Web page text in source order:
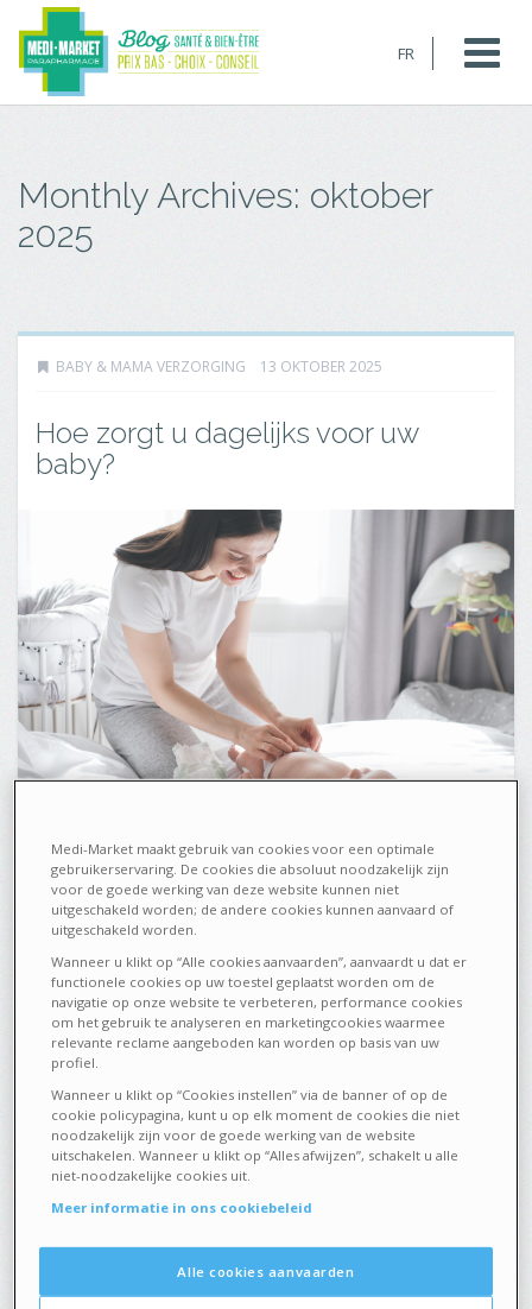
FR
Monthly Archives: oktober
2025
BABY & MAMA VERZORGING 13 OKTOBER 2025
Hoe zorgt u dagelijks voor uw
baby?
Van de geboorte tot 12 maanden leert u uw baby kennen. De
hygiëne van uw baby vereist een constante en herhaalde zorg,
van het badje tot het veelvuldig verschonen van de luiers.
3793 0
ACTUALITEIT 1 OKTOBER 2025
Roze oktober: de maand van
borstkanker
Medi-Market maakt gebruik van cookies voor een optimale
gebruikerservaring. De cookies die absoluut noodzakelijk zijn
voor de goede werking van deze website kunnen niet
uitgeschakeld worden; de andere cookies kunnen aanvaard of
uitgeschakeld worden.
Wanneer u klikt op “Alle cookies aanvaarden”, aanvaardt u dat er
functionele cookies op uw toestel geplaatst worden om de
navigatie op onze website te verbeteren, performance cookies
om het gebruik te analyseren en marketingcookies waarmee
relevante reclame aangeboden kan worden op basis van uw
profiel.
Wanneer u klikt op “Cookies instellen” via de banner of op de
cookie policypagina, kunt u op elk moment de cookies die niet
noodzakelijk zijn voor de goede werking van de website
uitschakelen. Wanneer u klikt op “Alles afwijzen”, schakelt u alle
niet-noodzakelijke cookies uit.
Meer informatie in ons cookiebeleid
Alle cookies aanvaarden